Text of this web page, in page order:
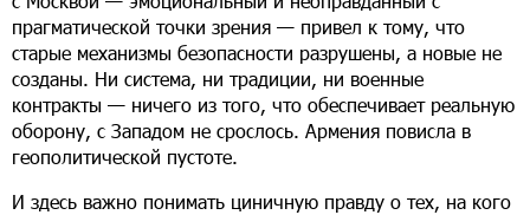
прагматической точки зрения — привел к тому, что
старые механизмы безопасности разрушены, а новые не
созданы. Ни система, ни традиции, ни военные
контракты — ничего из того, что обеспечивает реальную
оборону, с Западом не срослось. Армения повисла в
геополитической пустоте.
И здесь важно понимать циничную правду о тех, на кого